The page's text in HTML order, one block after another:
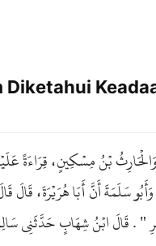
Diketahui
بْنُ مِسْكِينٍ، قِرَاءَةً
سَلَمَةَ أَنَّ أَبَا هُرَيْرَةَ، قَالَ
" . قَالَ ابْنُ شِهَابٍ حَدَّثَنِي